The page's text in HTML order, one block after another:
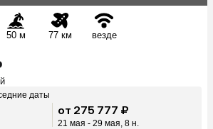
50 м 77 км везде
даты
от 275 777 ₽
21 мая - 29 мая, 8 н.